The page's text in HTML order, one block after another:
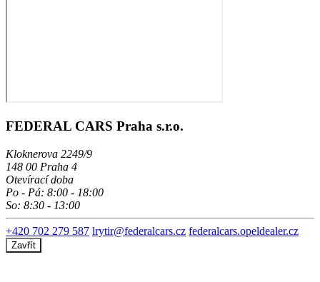
FEDERAL CARS Praha s.r.o.
Kloknerova 2249/9
148 00 Praha 4
Otevírací doba
Po - Pá: 8:00 - 18:00
So: 8:30 - 13:00
+420 702 279 587 lrytir@federalcars.cz federalcars.opeldealer.cz
Zavřít